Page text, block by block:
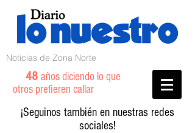
Noticias de Zona Norte
48 años diciendo lo que
otros prefieren callar
¡Seguinos también en nuestras redes
sociales!